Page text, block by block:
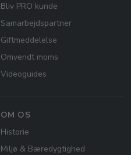
Bliv PRO kunde
Samarbejdspartner
Giftmeddelelse
Omvendt moms
Videoguides
OM OS
Historie
Miljø & Bæredygtighed